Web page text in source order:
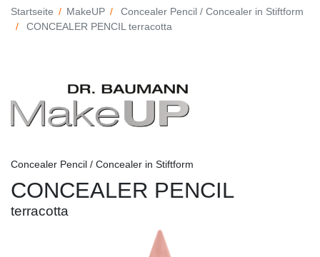
Startseite MakeUP
Concealer Pencil / Concealer in Stiftform
CONCEALER PENCIL terracotta
Concealer Pencil / Concealer in Stiftform
CONCEALER PENCIL
terracotta